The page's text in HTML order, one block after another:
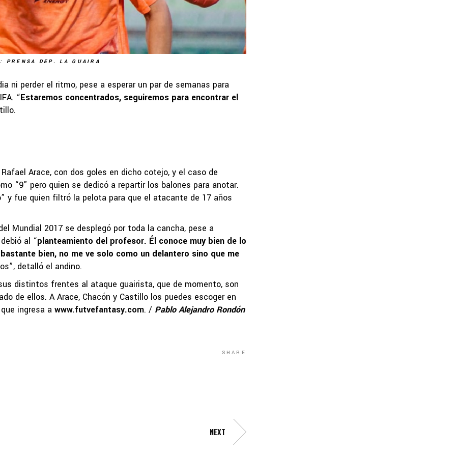
PRENSA DEP. LA GUAIRA
ni perder el ritmo, pese a esperar un par de semanas para
“Estaremos concentrados, seguiremos para encontrar el
Arace, con dos goles en dicho cotejo, y el caso de
“9” pero quien se dedicó a repartir los balones para anotar.
y fue quien filtró la pelota para que el atacante de 17 años
Mundial 2017 se desplegó por toda la cancha, pese a
al “planteamiento del profesor. Él conoce muy bien de lo
bien, no me ve solo como un delantero sino que me
os”, detalló el andino.
distintos frentes al ataque guairista, que de momento, son
de ellos. A Arace, Chacón y Castillo los puedes escoger en
ingresa a www.futvefantasy.com. / Pablo Alejandro Rondón
SHARE
NEXT